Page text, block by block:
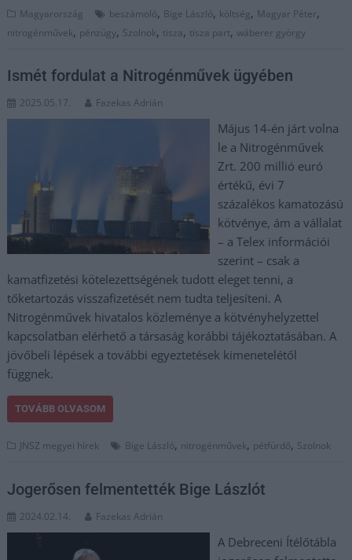
Magyarország beszámoló, Bige László, költség, Magyar Péter,
nitrogénművek, pénzügy, Szolnok, tisza, tisza part,wáberer györgy
Ismét fordulat a Nitrogénművek ügyében
2025.05.17. Fazekas Adrián
Május 14-én járt volna
le a Nitrogénművek
Zrt. 200 millió euró
értékű, évi 7
százalékos kamatozású
kötvénye, ám a vállalat
– a Telex információi
szerint – csak a
kamatfizetési kötelezettségének tudott eleget tenni, a
tőketartozás visszafizetését nem tudta teljesíteni. A
Nitrogénművek hivatalos közleménye a kötvényhelyzettel
kapcsolatban elérhető a társaság korábbi tájékoztatásában. A
jövőbeli lépések a további egyeztetések kimenetelétől
függnek.
TOVÁBB OLVASOM
JNSZ megyei hírek Bige László, nitrogénművek, pétfürdő, Szolnok
Jogerősen felmentették Bige Lászlót
2024.02.14. Fazekas Adrián
A Debreceni Ítélőtábla